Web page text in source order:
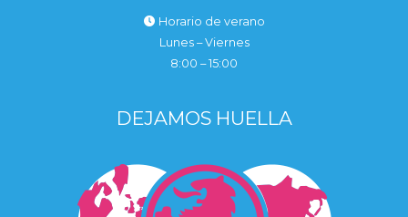
Horario de verano
Lunes – Viernes
8:00 – 15:00
DEJAMOS HUELLA